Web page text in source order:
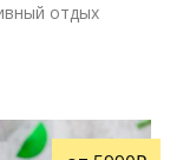
отдых